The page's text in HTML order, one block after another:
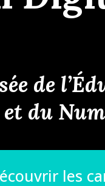
de
et du
les